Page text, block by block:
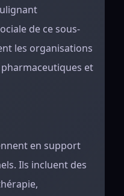
de ce sous-
les organisations
et
en support
Ils incluent des